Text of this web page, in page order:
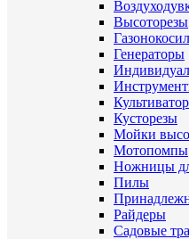
Высоторезы
Генераторы
Кусторезы
Мойки
Мотопомпы
Ножницы
Пилы
Райдеры
Садовые